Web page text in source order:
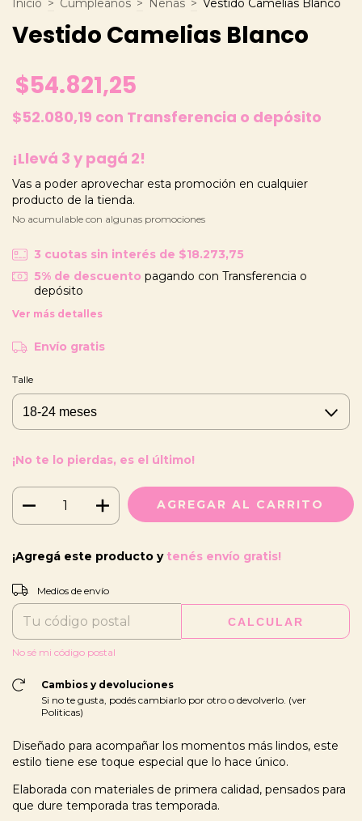
Inicio > Cumpleaños > Nenas > Vestido Camelias Blanco
Vestido Camelias Blanco
$54.821,25
$52.080,19 con Transferencia o depósito
¡Llevá 3 y pagá 2!
Vas a poder aprovechar esta promoción en cualquier
producto de la tienda.
No acumulable con algunas promociones
3 cuotas sin interés de $18.273,75
5% de descuento pagando con Transferencia o
depósito
Ver más detalles
Envío gratis
Talle
¡No te lo pierdas, es el último!
¡Agregá este producto y tenés envío gratis!
Entregas para el CP:
Medios de envío
CALCULAR
No sé mi código postal
Cambios y devoluciones
Si no te gusta, podés cambiarlo por otro o devolverlo. (ver
Politicas)
Diseñado para acompañar los momentos más lindos, este
estilo tiene ese toque especial que lo hace único.
Elaborada con materiales de primera calidad, pensados para
que dure temporada tras temporada.